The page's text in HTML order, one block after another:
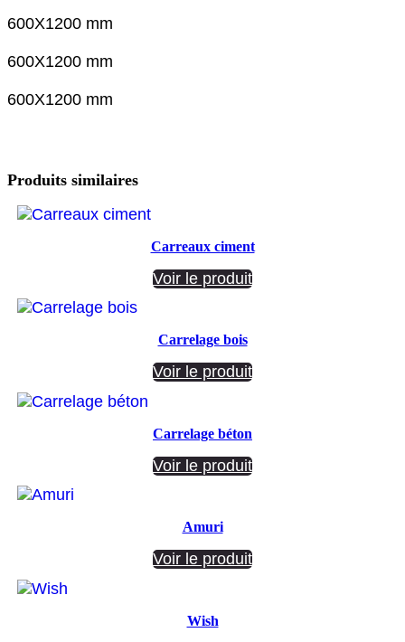
600X1200 mm
600X1200 mm
600X1200 mm
Produits similaires
Carreaux ciment
Voir le produit
Carrelage bois
Voir le produit
Carrelage béton
Voir le produit
Amuri
Voir le produit
Wish